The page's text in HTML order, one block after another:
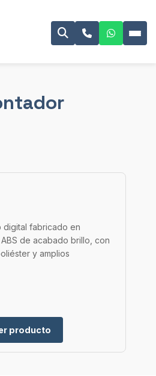
fabricado en
de acabado brillo, con
y amplios
producto